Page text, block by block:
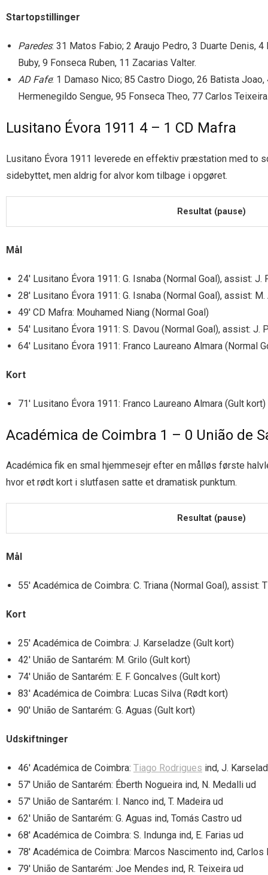
Startopstillinger
Paredes: 31 Matos Fabio; 2 Araujo Pedro, 3 Duarte Denis,
Buby, 9 Fonseca Ruben, 11 Zacarias Valter.
AD Fafe: 1 Damaso Nico; 85 Castro Diogo, 26 Batista
Hermenegildo Sengue, 95 Fonseca Theo, 77 Carlos
Lusitano Évora 1911 4 – 1 CD Mafra
Lusitano Évora 1911 leverede en effektiv præstation med to
sidebyttet, men aldrig for alvor kom tilbage i opgøret.
Resultat (pause)
Mål
24′ Lusitano Évora 1911: G. Isnaba (Normal Goal), assist: J.
28′ Lusitano Évora 1911: G. Isnaba (Normal Goal), assist: M.
49′ CD Mafra: Mouhamed Niang (Normal Goal)
54′ Lusitano Évora 1911: S. Davou (Normal Goal), assist: J.
64′ Lusitano Évora 1911: Franco Laureano Almara (Normal
Kort
71′ Lusitano Évora 1911: Franco Laureano Almara (Gult kort)
Académica de Coimbra 1 – 0 União de
Académica fik en smal hjemmesejr efter en målløs første
hvor et rødt kort i slutfasen satte et dramatisk punktum.
Resultat (pause)
Mål
55′ Académica de Coimbra: C. Triana (Normal Goal), assist:
Kort
25′ Académica de Coimbra: J. Karseladze (Gult kort)
42′ União de Santarém: M. Grilo (Gult kort)
74′ União de Santarém: E. F. Goncalves (Gult kort)
83′ Académica de Coimbra: Lucas Silva (Rødt kort)
90′ União de Santarém: G. Aguas (Gult kort)
Udskiftninger
46′ Académica de Coimbra: Tiago Rodrigues ind, J.
57′ União de Santarém: Éberth Nogueira ind, N. Medalli ud
57′ União de Santarém: I. Nanco ind, T. Madeira ud
62′ União de Santarém: G. Aguas ind, Tomás Castro ud
68′ Académica de Coimbra: S. Indunga ind, E. Farias ud
78′ Académica de Coimbra: Marcos Nascimento ind, Carlos
79′ União de Santarém: Joe Mendes ind, R. Teixeira ud